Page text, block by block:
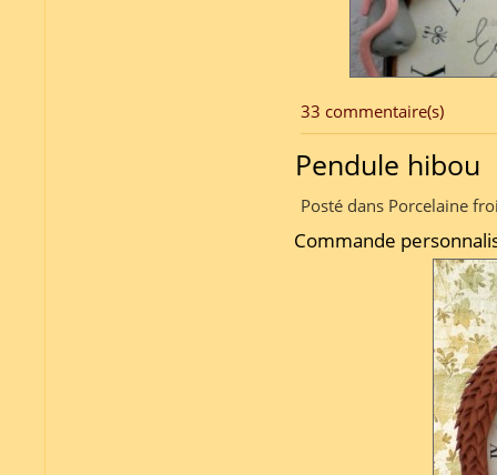
33 commentaire(s)
Pendule hibou
Posté dans Porcelaine
Commande